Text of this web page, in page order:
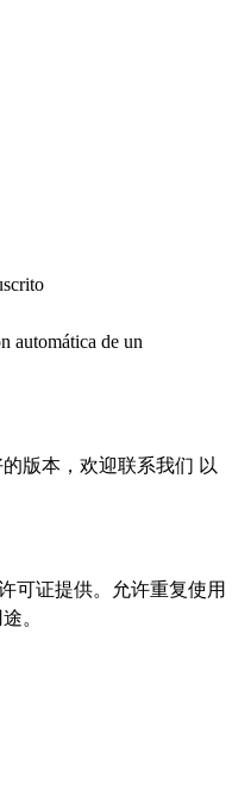
automática de un
版本，欢迎联系我们 以
可证提供。允许重复使用
。